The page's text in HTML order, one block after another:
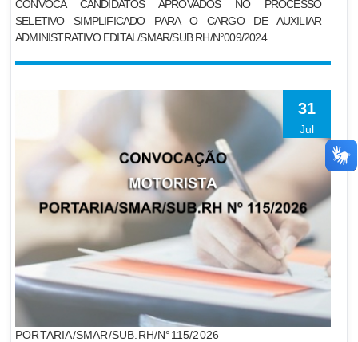
CONVOCA CANDIDATOS APROVADOS NO PROCESSO
SELETIVO SIMPLIFICADO PARA O CARGO DE AUXILIAR
ADMINISTRATIVO EDITAL/SMAR/SUB.RH/N°009/2024....
31
Jul
PORTARIA/SMAR/SUB.RH/N°115/2026